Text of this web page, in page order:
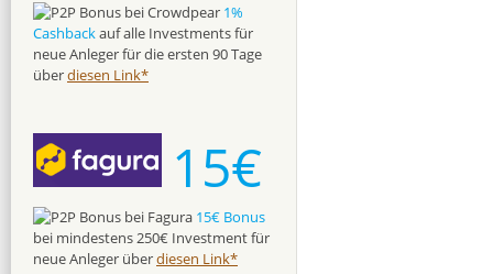
1%
Cashbackauf alle Investments für
neue Anleger für die ersten 90 Tage
überdiesen Link*
15€
15€ Bonus
bei mindestens 250€ Investment für
neue Anleger überdiesen Link*